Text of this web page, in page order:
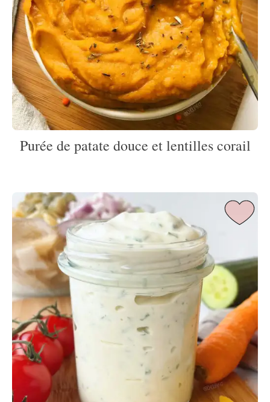
Purée de patate douce et lentilles corail